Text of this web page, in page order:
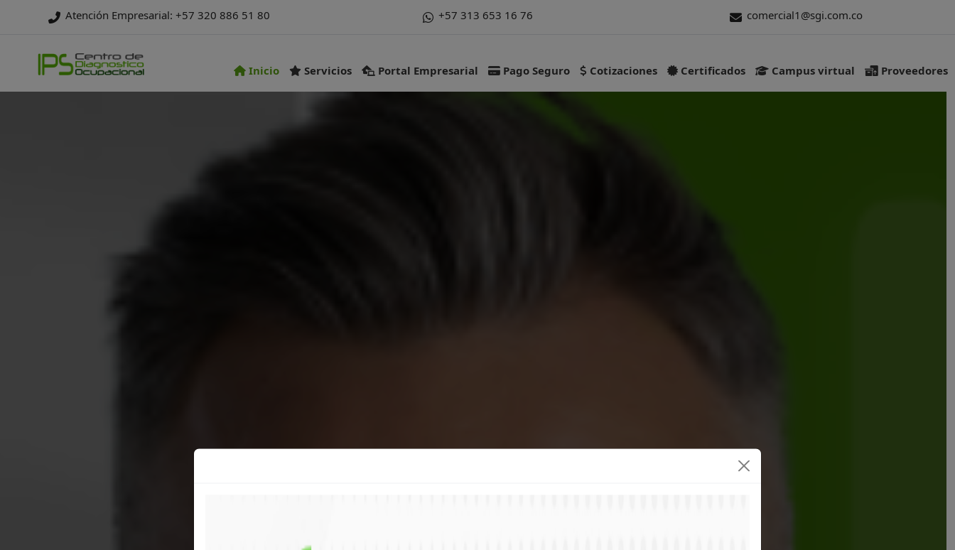
Atención Empresarial: +57 320 886 51 80 +57 313 653 16 76 comercial1@sgi.com.co
Inicio Servicios Portal Empresarial Pago Seguro Cotizaciones Certificados Campus virtual Proveedores